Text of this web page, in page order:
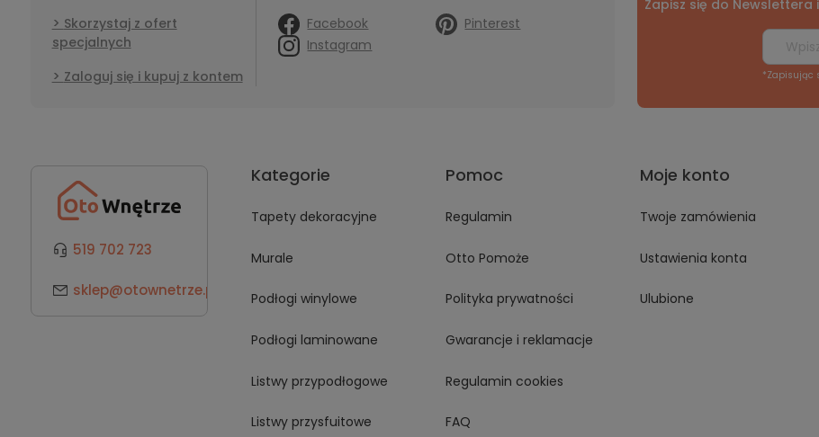
Skorzystaj z ofert
specjalnych
Zaloguj się i kupuj z kontem
Facebook
Pinterest
Instagram
Zapisz się do Newslettera
*Zapisując
519 702 723
sklep@otownetrze.pl
Kategorie
Tapety dekoracyjne
Murale
Podłogi winylowe
Podłogi laminowane
Listwy przypodłogowe
Listwy przysfuitowe
Pomoc
Regulamin
Otto Pomoże
Polityka prywatności
Gwarancje i reklamacje
Regulamin cookies
FAQ
Moje konto
Twoje zamówienia
Ustawienia konta
Ulubione